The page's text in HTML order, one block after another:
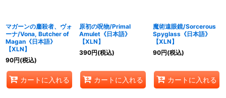
マガーンの鏖殺者、ヴォ
ーナ/Vona, Butcher of
Magan《日本語》
【XLN】
90円(税込)
カートに入れる
原初の呪物/Primal
Amulet《日本語》
【XLN】
390円(税込)
カートに入れる
魔術遠眼鏡/Sorcerous
Spyglass《日本語》
【XLN】
90円(税込)
カートに入れる